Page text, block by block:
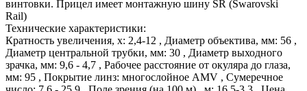
винтовки. Прицел имеет монтажную шину SR (Swarovski
Rail)
Технические характеристики:
Кратность увеличения, х: 2,4-12 , Диаметр объектива, мм: 56 ,
Диаметр центральной трубки, мм: 30 , Диаметр выходного
зрачка, мм: 9,6 - 4,7 , Рабочее расстояние от окуляра до глаза,
мм: 95 , Покрытие линз: многослойное AMV , Сумеречное